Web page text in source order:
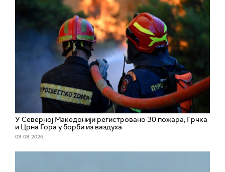
У Северној Македонији регистровано 30 пожара; Грчка
и Црна Гора у борби из ваздуха
03. 08. 2026.